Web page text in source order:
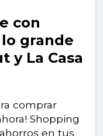
con
grande
y La Casa
comprar
Shopping
en tus